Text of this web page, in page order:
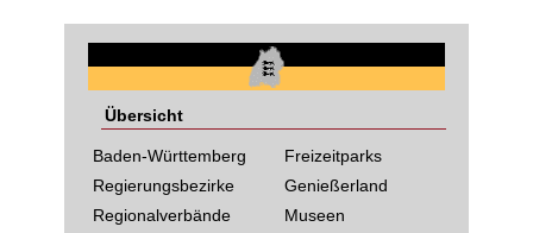
Übersicht
Baden-Württemberg
Regierungsbezirke
Regionalverbände
Freizeitparks
Genießerland
Museen